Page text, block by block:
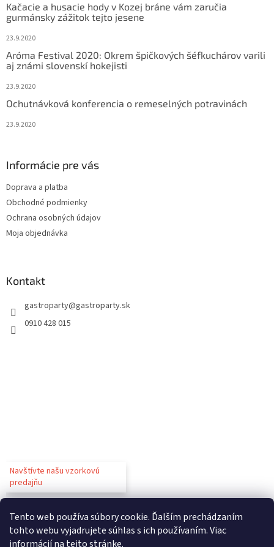
Tento web používa súbory cookie. Ďalším prechádzaním
tohto webu vyjadrujete súhlas s ich používaním. Viac
informáciína tejto stránke.
e
p
k
p
Kačacie a husacie hody v Kozej bráne vám zaručia
gurmánsky zážitok tejto jesene
23.9.2020
Aróma Festival 2020: Okrem špičkových šéfkuchárov varili
aj známi slovenskí hokejisti
23.9.2020
Ochutnávková konferencia o remeselných potravinách
23.9.2020
Informácie pre vás
Doprava a platba
Obchodné podmienky
Ochrana osobných údajov
Moja objednávka
Kontakt
gastroparty@gastroparty.sk
0910 428 015
Navštívte našu vzorkovú
predajňu